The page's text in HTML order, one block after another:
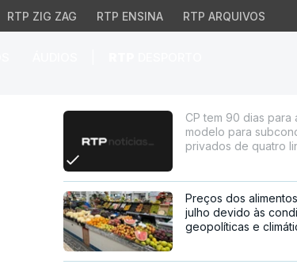
RTP ZIG ZAG RTP ENSINA RTP ARQUIVOS
para
CP tem 90 dias para
modelo para
privados de quatro
Preços dos
julho devido às
geopolíticas e